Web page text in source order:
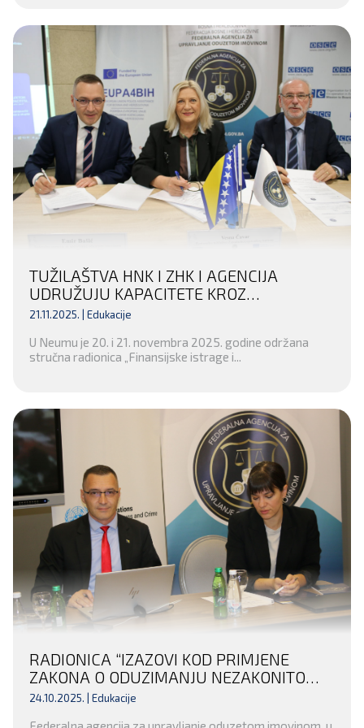
TUŽILAŠTVA HNK I ZHK I AGENCIJA
UDRUŽUJU KAPACITETE KROZ
POTPISIVANJE MEMORANDUMA I
21.11.2025. | Edukacije
U Neumu je 20. i 21. novembra 2025. godine održana
stručna radionica „Finansijske istrage i...
RADIONICA “IZAZOVI KOD PRIMJENE
ZAKONA O ODUZIMANJU NEZAKONITO
STEČENE IMOVINE KRIVIČNIM DJELOM
24.10.2025. | Edukacije